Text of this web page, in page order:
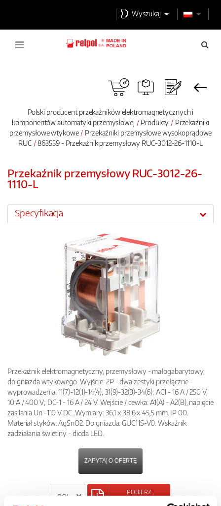
Wyszukaj
Polski producent przekaźników elektromagnetycznych i
komponentów automatyki przemysłowej
Produkty
Przekaźniki
przemysłowe wtykowe
Przekaźniki przemysłowe wysokoprądowe
RUC
863559 - Przekaźnik przemysłowy RUC-3012-26-1110-L
Przekaźnik przemysłowy RUC-3012-26-
1110-L
Specyfikacja
Przekaźnik elektromagnetyczny, przemysłowy - małogabarytowy,
do gniazda wtykowego. Wyjście: 2P - dwa zestyki przełączne -
wyprowadzenia: 11(7)-12(1)-14(4); 31(9)-32(3)-34(6); AC1 - 16 A / 250 V,
10 A / 400 V; DC-1 - 16 A / 24 V. Wejście / cewka: A1(A) - A2(B), napięcie
zasilania Un -110 V DC. Wymiary: 36,1 x 38,6 x 45,5 mm. IP 00.
Materiał styków: AgSnO2. Do gniazda: GUC11S-V0. Wskaźnik
zadziałania świetlny - dioda LED.
ZAPYTAJ O OFERTĘ
POBIERZ